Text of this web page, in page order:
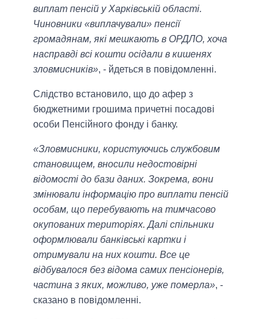
виплат пенсій у Харківській області.
Чиновники «виплачували» пенсії
громадянам, які мешкають в ОРДЛО, хоча
насправді всі кошти осідали в кишенях
зловмисників», - йдеться в повідомленні.
Слідство встановило, що до афер з
бюджетними грошима причетні посадові
особи Пенсійного фонду і банку.
«Зловмисники, користуючись службовим
становищем, вносили недостовірні
відомості до бази даних. Зокрема, вони
змінювали інформацію про виплати пенсій
особам, що перебувають на тимчасово
окупованих територіях. Далі спільники
оформлювали банківські картки і
отримували на них кошти. Все це
відбувалося без відома самих пенсіонерів,
частина з яких, можливо, уже померла», -
сказано в повідомленні.